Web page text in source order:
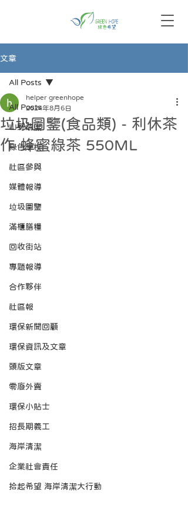
文章
All Posts
山野清潔
綠色學校
社區參與
媒體報導
垃圾圖鑒
滿櫃膳糧
回收街站
專題報導
合作夥伴
社區報
環保新聞回顧
環保資訊及文章
頭版文章
零廢外賣
環保小貼士
招長期義工
海岸清潔
企業社會責任
拾起希望 海岸清潔大行動
All Posts
垃圾圖鑒(食品類) - 利休茶
作 蜂蜜綠茶 550ML
helper greenhope
2024年8月6日